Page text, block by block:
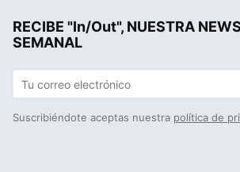
RECIBE "In/Out", NUESTRA
SEMANAL
Suscribiéndote aceptas nuestra política de